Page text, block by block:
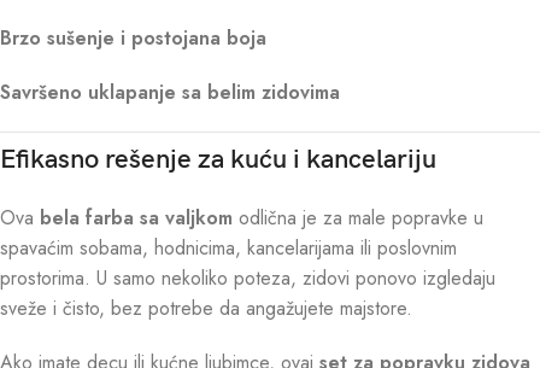
Brzo sušenje i postojana boja
Savršeno uklapanje sa belim zidovima
Efikasno rešenje za kuću i kancelariju
Ova bela farba sa valjkom odlična je za male popravke u
spavaćim sobama, hodnicima, kancelarijama ili poslovnim
prostorima. U samo nekoliko poteza, zidovi ponovo izgledaju
sveže i čisto, bez potrebe da angažujete majstore.